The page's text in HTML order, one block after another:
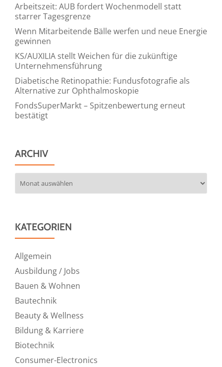
Arbeitszeit: AUB fordert Wochenmodell statt
starrer Tagesgrenze
Wenn Mitarbeitende Bälle werfen und neue Energie
gewinnen
KS/AUXILIA stellt Weichen für die zukünftige
Unternehmensführung
Diabetische Retinopathie: Fundusfotografie als
Alternative zur Ophthalmoskopie
FondsSuperMarkt – Spitzenbewertung erneut
bestätigt
ARCHIV
KATEGORIEN
Allgemein
Ausbildung / Jobs
Bauen & Wohnen
Bautechnik
Beauty & Wellness
Bildung & Karriere
Biotechnik
Consumer-Electronics